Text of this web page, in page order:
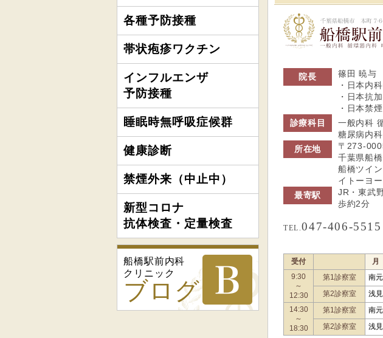
院長
篠田 暁与
・日本内
・日本抗
・日本禁
診療科目
一般内科
糖尿病内
所在地
〒273-
千葉県船
船橋ツイ
イトーヨ
最寄駅
JR・東武
歩約2分
TEL.047-406-5515
受付 月
9:30
～
12:30
第1診察室 南元
第2診察室
浅見
14:30
～
18:30
第1診察室 南元
第2診察室
浅見
各種予防接種
帯状疱疹ワクチン
インフルエンザ
予防接種
睡眠時無呼吸症候群
健康診断
禁煙外来（中止中）
新型コロナ
抗体検査・定量検査
船橋駅前内科
クリニック
ブログ